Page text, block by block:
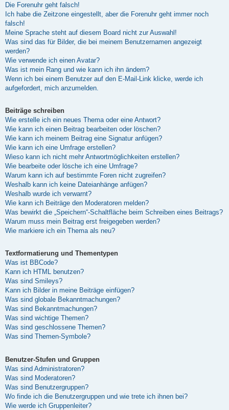
Die Forenuhr geht falsch!
Ich habe die Zeitzone eingestellt, aber die Forenuhr geht immer noch
falsch!
Meine Sprache steht auf diesem Board nicht zur Auswahl!
Was sind das für Bilder, die bei meinem Benutzernamen angezeigt
werden?
Wie verwende ich einen Avatar?
Was ist mein Rang und wie kann ich ihn ändern?
Wenn ich bei einem Benutzer auf den E-Mail-Link klicke, werde ich
aufgefordert, mich anzumelden.
Beiträge schreiben
Wie erstelle ich ein neues Thema oder eine Antwort?
Wie kann ich einen Beitrag bearbeiten oder löschen?
Wie kann ich meinem Beitrag eine Signatur anfügen?
Wie kann ich eine Umfrage erstellen?
Wieso kann ich nicht mehr Antwortmöglichkeiten erstellen?
Wie bearbeite oder lösche ich eine Umfrage?
Warum kann ich auf bestimmte Foren nicht zugreifen?
Weshalb kann ich keine Dateianhänge anfügen?
Weshalb wurde ich verwarnt?
Wie kann ich Beiträge den Moderatoren melden?
Was bewirkt die „Speichern“-Schaltfläche beim Schreiben eines Beitrags?
Warum muss mein Beitrag erst freigegeben werden?
Wie markiere ich ein Thema als neu?
Textformatierung und Thementypen
Was ist BBCode?
Kann ich HTML benutzen?
Was sind Smileys?
Kann ich Bilder in meine Beiträge einfügen?
Was sind globale Bekanntmachungen?
Was sind Bekanntmachungen?
Was sind wichtige Themen?
Was sind geschlossene Themen?
Was sind Themen-Symbole?
Benutzer-Stufen und Gruppen
Was sind Administratoren?
Was sind Moderatoren?
Was sind Benutzergruppen?
Wo finde ich die Benutzergruppen und wie trete ich ihnen bei?
Wie werde ich Gruppenleiter?